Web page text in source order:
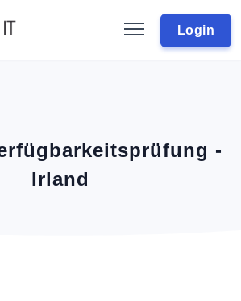
Login
-
Irland